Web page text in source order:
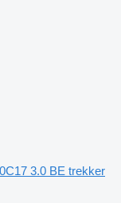
3.0 BE trekker